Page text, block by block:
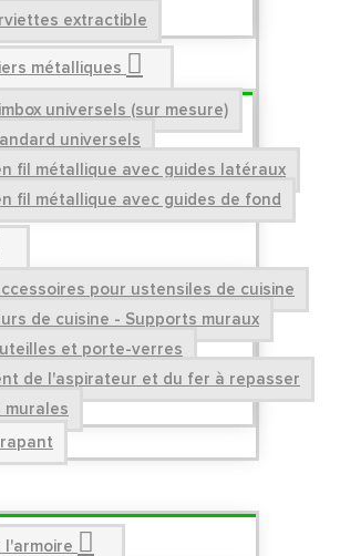
extractible
métalliques
universels (sur mesure)
universels
fil métallique avec guides latéraux
fil métallique avec guides de fond
pour ustensiles de cuisine
de cuisine - Supports muraux
et porte-verres
de l'aspirateur et du fer à repasser
murales
l'armoire